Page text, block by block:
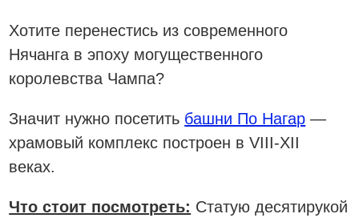
Хотите перенестись из современного
Нячанга в эпоху могущественного
королевства Чампа?
Значит нужно посетить башни По Нагар —
храмовый комплекс построен в VIII-XII
веках.
Что стоит посмотреть: Статую десятирукой